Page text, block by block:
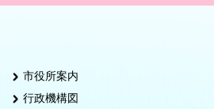
市役所案内
行政機構図